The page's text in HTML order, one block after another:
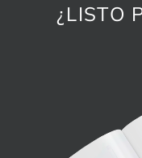
¿LISTO